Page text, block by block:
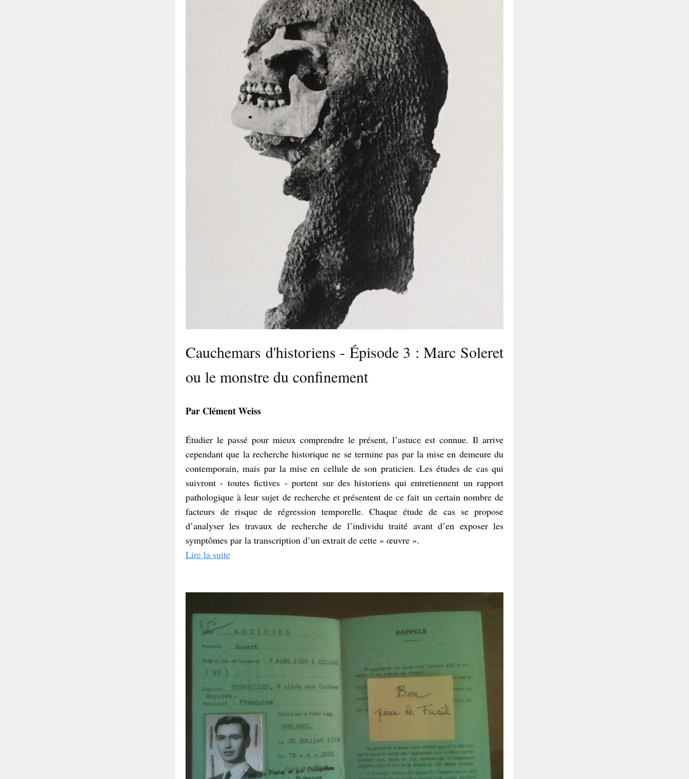
Cauchemars d'historiens - Épisode 3 : Marc Soleret
ou le monstre du confinement
Par Clément Weiss
Étudier le passé pour mieux comprendre le présent, l’astuce est connue. Il arrive
cependant que la recherche historique ne se termine pas par la mise en demeure du
contemporain, mais par la mise en cellule de son praticien. Les études de cas qui
suivront - toutes fictives - portent sur deshistoriens qui entretiennent un rapport
pathologique à leur sujet de recherche et présentent de ce fait un certain nombre de
facteurs de risque de régression temporelle. Chaque étude de cas se propose
d’analyser les travaux de recherche de l’individu traité avantd’en exposer les
symptômes par la transcription d’un extrait de cette « œuvre ».
Lire la suite